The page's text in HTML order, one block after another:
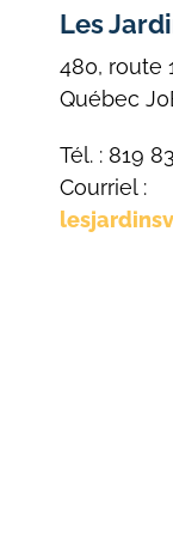
Les
480, route
Québec
Tél. : 819
Courriel :